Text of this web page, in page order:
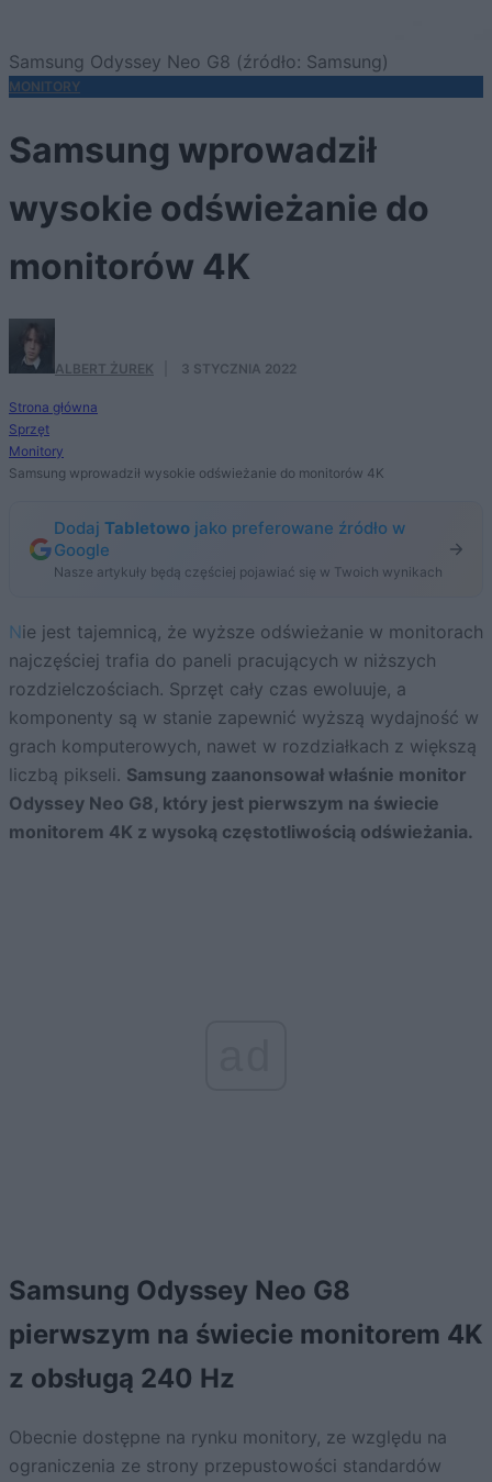
Samsung Odyssey Neo G8 (źródło: Samsung)
MONITORY
Samsung wprowadził
wysokie odświeżanie do
monitorów 4K
ALBERT ŻUREK 3 STYCZNIA 2022
Strona główna
Sprzęt
Monitory
Samsung wprowadził wysokie odświeżanie do monitorów 4K
Dodaj Tabletowo jako preferowane źródło w
Google
Nasze artykuły będą częściej pojawiać się w Twoich wynikach
Nie jest tajemnicą, że wyższe odświeżanie w monitorach
najczęściej trafia do paneli pracujących w niższych
rozdzielczościach. Sprzęt cały czas ewoluuje, a
komponenty są w stanie zapewnić wyższą wydajność w
grach komputerowych, nawet w rozdziałkach z większą
liczbą pikseli. Samsung zaanonsował właśnie monitor
Odyssey Neo G8, który jest pierwszym na świecie
monitorem 4K z wysoką częstotliwością odświeżania.
Samsung Odyssey Neo G8
pierwszym na świecie monitorem 4K
z obsługą 240 Hz
Obecnie dostępne na rynku monitory, ze względu na
ograniczenia ze strony przepustowości standardów